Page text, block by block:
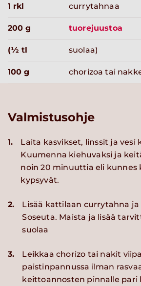
1 rkl currytahnaa
200 g tuorejuustoa
(½ tl suolaa)
100 g chorizoa tai
Valmistusohje
1.
Laita kasvikset, linssit ja vesi
Kuumenna kiehuvaksi ja
noin 20 minuuttia eli kunnes
kypsyvät.
2.
Lisää kattilaan currytahna
Soseuta. Maista ja lisää
suolaa
3.
Leikkaa chorizo tai nakit
paistinpannussa ilman
keittoannosten pinnalle pari